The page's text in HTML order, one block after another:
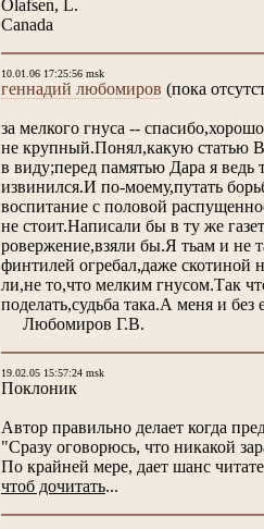
Olafsen, L.
Canada
10.01.06 17:25:56 msk
геннадий любомиров (пока
за мелкого гнуса --
не крупный.Понял,какую статью
в виду;перед памятью Дара я ведь
извинился.И по-моему,путать
воспитание с половой
не стоит.Написали бы в ту же
ровержение,взяли бы.Я тьам и не
финтилей огребал,даже скотиной
ли,не то,что мелким гнусом.Так
поделать,судьба така.А меня и
Любомиров Г.В.
19.02.05 15:57:24 msk
Поклоник
Автор правильно делает когда
"Сразу оговорюсь, что никакой
По крайней мере, дает шанс
чтоб дочитать...